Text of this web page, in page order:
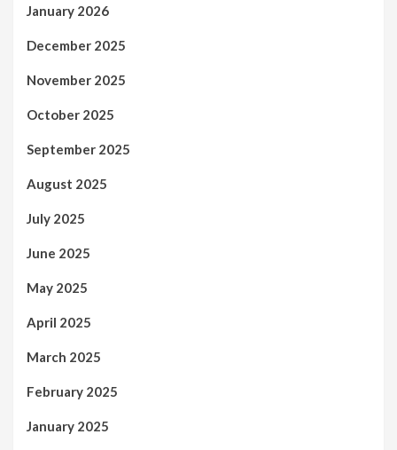
January 2026
December 2025
November 2025
October 2025
September 2025
August 2025
July 2025
June 2025
May 2025
April 2025
March 2025
February 2025
January 2025